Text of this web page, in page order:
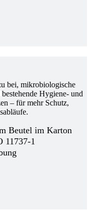
bei, mikrobiologische
Hygiene- und
– für mehr Schutz,
Beutel im Karton
11737-1